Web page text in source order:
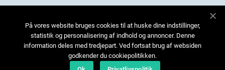
Kontakta oss
Sitemap
På vores website bruges cookies til at huske dine indstillinger,
statistik og personalisering af indhold og annoncer. Denne
information deles med tredjepart. Ved fortsat brug af websiden
godkender du cookiepolitikken.